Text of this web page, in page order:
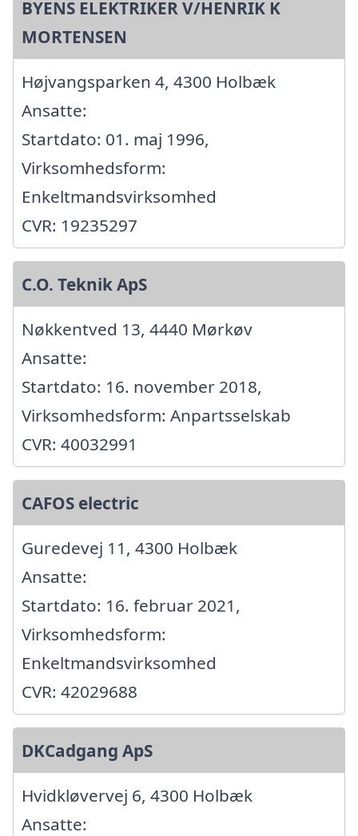
BYENS ELEKTRIKER V/HENRIK K
MORTENSEN
Højvangsparken 4, 4300 Holbæk
Ansatte:
Startdato: 01. maj 1996,
Virksomhedsform:
Enkeltmandsvirksomhed
CVR: 19235297
C.O. Teknik ApS
Nøkkentved 13, 4440 Mørkøv
Ansatte:
Startdato: 16. november 2018,
Virksomhedsform: Anpartsselskab
CVR: 40032991
CAFOS electric
Guredevej 11, 4300 Holbæk
Ansatte:
Startdato: 16. februar 2021,
Virksomhedsform:
Enkeltmandsvirksomhed
CVR: 42029688
DKCadgang ApS
Hvidkløvervej 6, 4300 Holbæk
Ansatte: